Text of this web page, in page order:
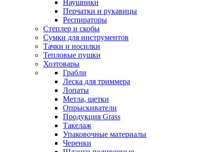
Наушники
Перчатки и рукавицы
Респираторы
Степлер и скобы
Сумки для инструментов
Тачки и носилки
Тепловые пушки
Хозтовары
Грабли
Леска для триммера
Лопаты
Метла, щетки
Опрыскиватели
Продукция Grass
Такелаж
Упаковочные материалы
Черенки